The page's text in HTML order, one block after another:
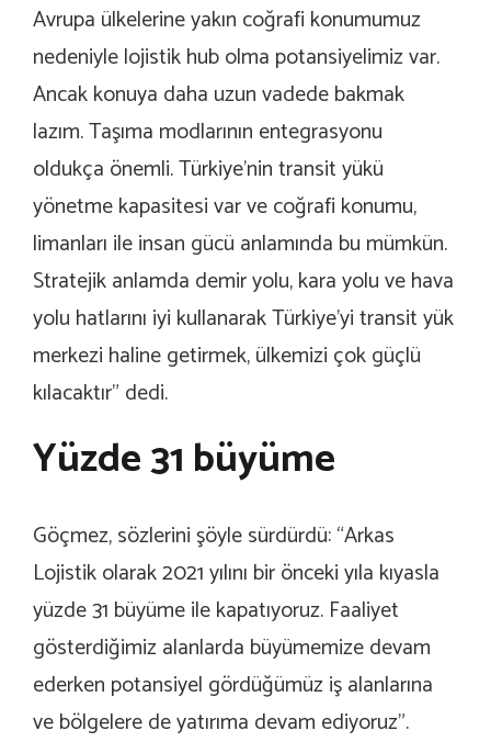
Avrupa ülkelerine yakın coğrafi konumumuz
nedeniyle lojistik hub olma potansiyelimiz var.
Ancak konuya daha uzun vadede bakmak
lazım. Taşıma modlarının entegrasyonu
oldukça önemli. Türkiye’nin transit yükü
yönetme kapasitesi var ve coğrafi konumu,
limanları ile insan gücü anlamında bu mümkün.
Stratejik anlamda demir yolu, kara yolu ve hava
yolu hatlarını iyi kullanarak Türkiye’yi transit yük
merkezi haline getirmek, ülkemizi çok güçlü
kılacaktır” dedi.
Yüzde 31 büyüme
Göçmez, sözlerini şöyle sürdürdü: “Arkas
Lojistik olarak 2021 yılını bir önceki yıla kıyasla
yüzde 31 büyüme ile kapatıyoruz. Faaliyet
gösterdiğimiz alanlarda büyümemize devam
ederken potansiyel gördüğümüz iş alanlarına
ve bölgelere de yatırıma devam ediyoruz”.